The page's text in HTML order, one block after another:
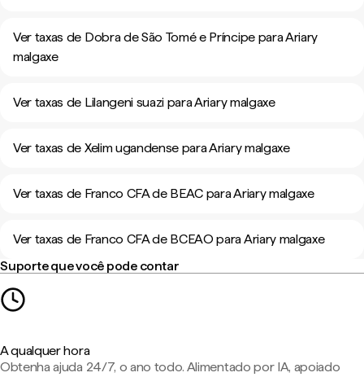
Ver taxas de Dobra de São Tomé e Príncipe para Ariary
malgaxe
Ver taxas de Lilangeni suazi para Ariary malgaxe
Ver taxas de Xelim ugandense para Ariary malgaxe
Ver taxas de Franco CFA de BEAC para Ariary malgaxe
Ver taxas de Franco CFA de BCEAO para Ariary malgaxe
Suporte que você pode contar
A qualquer hora
Obtenha ajuda 24/7, o ano todo. Alimentado por IA, apoiado